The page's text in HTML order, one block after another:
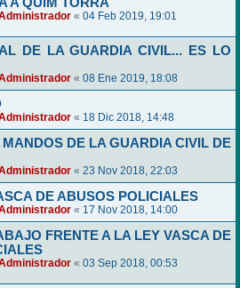
A QUIM TORRA
« 04 Feb 2019, 19:01
DE LA GUARDIA CIVIL... ES LO
« 08 Ene 2019, 18:08
« 18 Dic 2018, 14:48
DE LA GUARDIA CIVIL DE
« 23 Nov 2018, 22:03
DE ABUSOS POLICIALES
« 17 Nov 2018, 14:00
FRENTE A LA LEY VASCA DE
« 03 Sep 2018, 00:53